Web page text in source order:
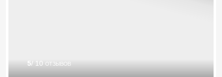
5/ 10 отзывов